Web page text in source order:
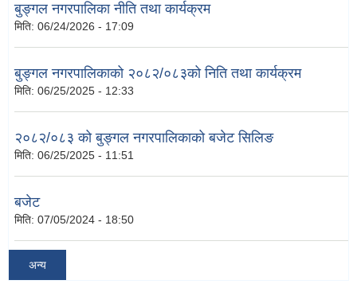
बुङ्गल नगरपालिका नीति तथा कार्यक्रम
मिति: 06/24/2026 - 17:09
बुङ्गल नगरपालिकाको २०८२/०८३को निति तथा कार्यक्रम
मिति: 06/25/2025 - 12:33
२०८२/०८३ को बुङ्गल नगरपालिकाको बजेट सिलिङ
मिति: 06/25/2025 - 11:51
बजेट
मिति: 07/05/2024 - 18:50
अन्य